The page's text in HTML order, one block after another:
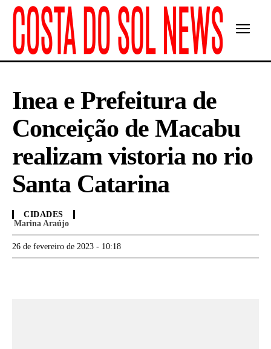
Inea e Prefeitura de
Conceição de Macabu
realizam vistoria no rio
Santa Catarina
CIDADES
Marina Araújo
26 de fevereiro de 2023 - 10:18